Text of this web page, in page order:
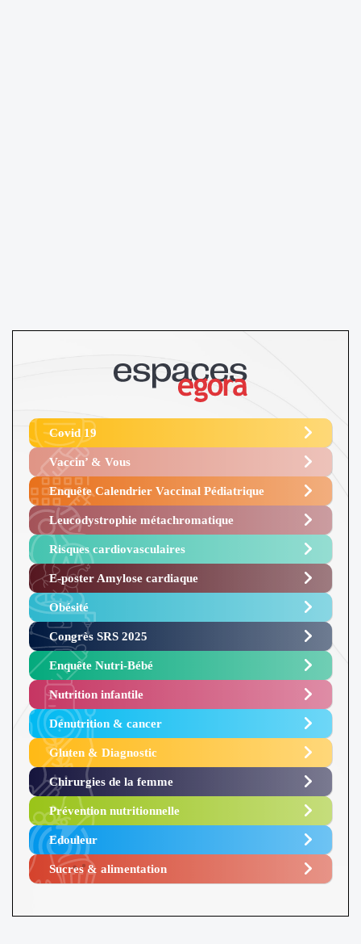
Covid 19
Vaccin’ & Vous
Enquête Calendrier Vaccinal Pédiatrique
Leucodystrophie métachromatique
Risques cardiovasculaires
E-poster Amylose cardiaque ​
Obésité ​
Congrès SRS 2025 ​
Enquête Nutri-Bébé ​
Nutrition infantile
Dénutrition & cancer
Gluten & Diagnostic
Chirurgies de la femme
Prévention nutritionnelle
Edouleur​
Sucres & alimentation​